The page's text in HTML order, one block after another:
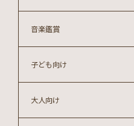
大人向け
子ども向け
音楽鑑賞